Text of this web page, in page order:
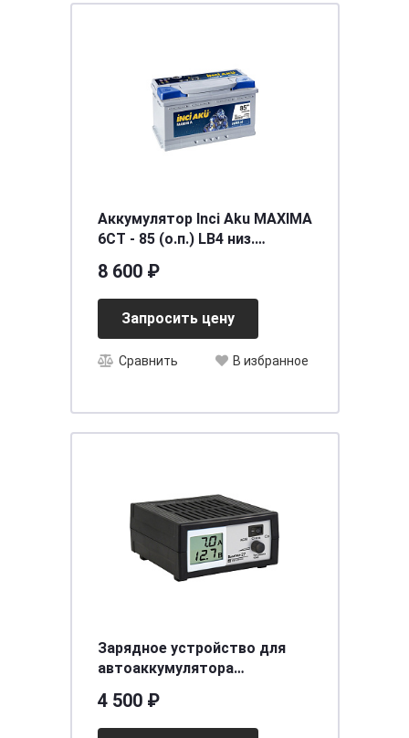
Аккумулятор Inci Aku MAXIMA
6СТ - 85 (о.п.) LB4 низ.
8 600 ₽
Запросить цену
Сравнить В избранное
Зарядное устройство для
автоаккумулятора
7А, 3-х режимн,14,1/ 14,8 /16
сегментный ЖК дисплей)
4 500 ₽